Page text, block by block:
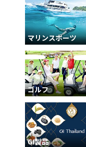
マリンスポーツ
ゴルフ
GI製品